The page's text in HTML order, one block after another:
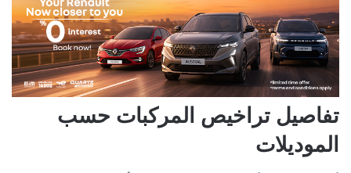
تفاصيل تراخيص المركبات حسب
الموديلات